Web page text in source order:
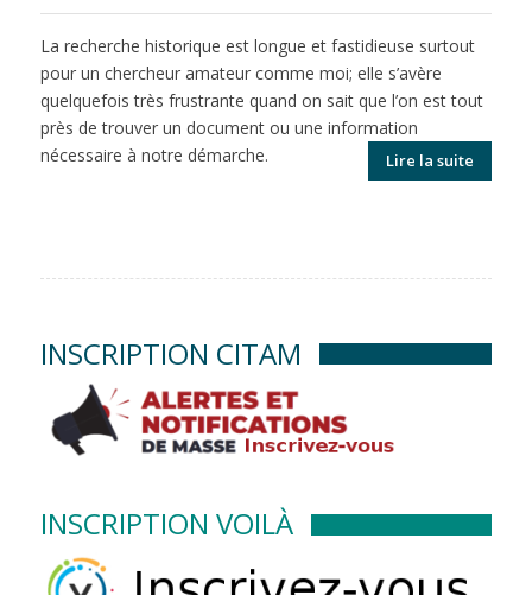
La recherche historique est longue et fastidieuse surtout
pour un chercheur amateur comme moi; elle s’avère
quelquefois très frustrante quand on sait que l’on est tout
près de trouver un document ou une information
nécessaire à notre démarche.
Lire la suite
INSCRIPTION CITAM
INSCRIPTION VOILÀ